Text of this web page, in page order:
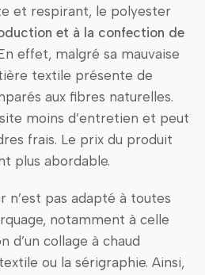
et respirant, le polyester
et à la confection de
effet, malgré sa mauvaise
textile présente de
aux fibres naturelles.
moins d’entretien et peut
frais. Le prix du produit
plus abordable.
n’est pas adapté à toutes
notamment à celle
d’un collage à chaud
ou la sérigraphie. Ainsi,